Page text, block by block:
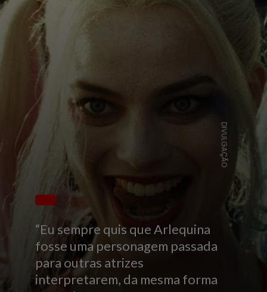
“Eu sempre quis que Arlequina
fosse uma personagem passada
para outras atrizes
interpretarem, da mesma forma
DIVULGAÇÃO